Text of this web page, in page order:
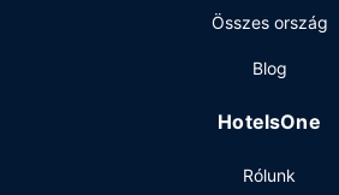
A szálláshelyen business center, 24
több rendezvénytermet –
lebonyolítására. Az autóval érkező
Összes ország
Blog
HotelsOne
Rólunk